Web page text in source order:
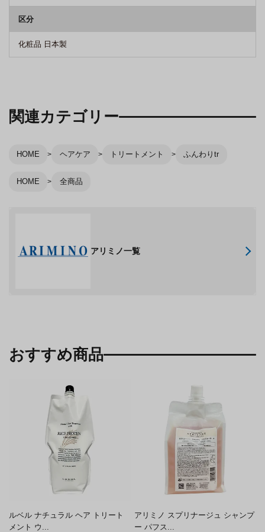
区分
化粧品 日本製
関連カテゴリー
HOME ヘアケア トリートメント ふんわりtr
HOME 全商品
アリミノ一覧
おすすめ商品
ルベル ナチュラル ヘア トリート
メント ウ...
アリミノ スプリナージュ シャンプ
ー パフス...